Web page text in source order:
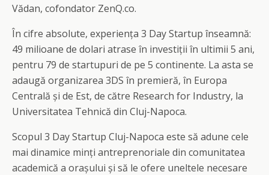
Vădan, cofondator ZenQ.co.
În cifre absolute, experiența 3 Day Startup înseamnă:
49 milioane de dolari atrase în investiții în ultimii 5 ani,
pentru 79 de startupuri de pe 5 continente. La asta se
adaugă organizarea 3DS în premieră, în Europa
Centrală și de Est, de către Research for Industry, la
Universitatea Tehnică din Cluj-Napoca.
Scopul 3 Day Startup Cluj-Napoca este să adune cele
mai dinamice minți antreprenoriale din comunitatea
academică a orașului și să le ofere uneltele necesare